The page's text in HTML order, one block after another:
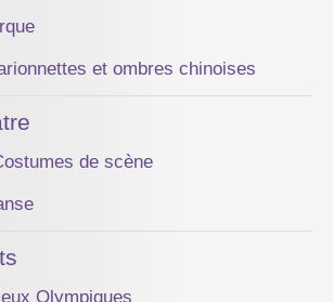
et ombres chinoises
de scène
Olympiques